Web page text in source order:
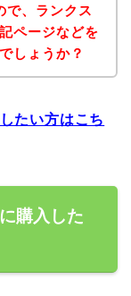
で、ランクス
ページなどを
しょうか？
たい方はこち
購入した